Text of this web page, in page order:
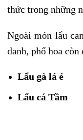
thức trong những
Ngoài món lẩu
danh, phố hoa
Lẩu gà lá é
Lẩu cá Tầm